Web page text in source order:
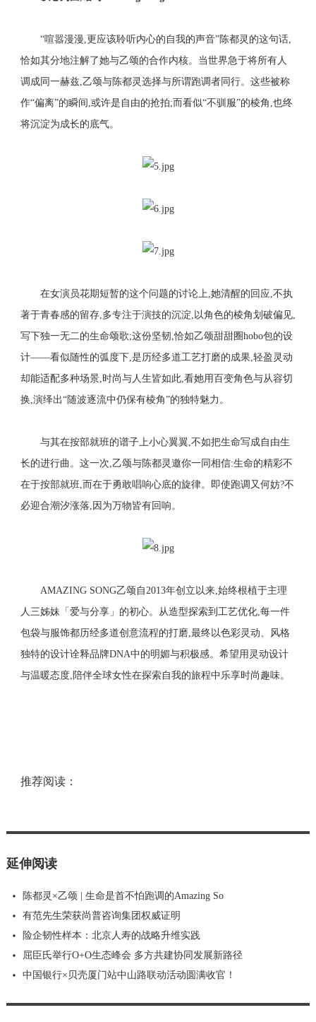
“喧嚣漫漫,更应该聆听内心的自我的声音”陈都灵的这句话,
恰如其分地注解了她与乙颂的合作内核。当世界急于将所有人
调成同一赫兹,乙颂与陈都灵选择与所谓跑调者同行。这些被称
作“偏离”的瞬间,或许是自由的抢拍;而看似“不驯服”的棱角,也终
将沉淀为成长的底气。
在女演员花期短暂的这个问题的讨论上,她清醒的回应,不执
著于青春感的留存,多专注于演技的沉淀,以角色的棱角划破偏见,
写下独一无二的生命颂歌;这份坚韧,恰如乙颂甜甜圈hobo包的设
计——看似随性的弧度下,是历经多道工艺打磨的成果,轻盈灵动
却能适配多种场景,时尚与人生皆如此,看她用百变角色与从容切
换,演绎出“随波逐流中仍保有棱角”的独特魅力。
与其在按部就班的谱子上小心翼翼,不如把生命写成自由生
长的进行曲。这一次,乙颂与陈都灵邀你一同相信:生命的精彩不
在于按部就班,而在于勇敢唱响心底的旋律。即使跑调又何妨?不
必迎合潮汐涨落,因为万物皆有回响。
AMAZING SONG乙颂自2013年创立以来,始终根植于主理
人三姊妹「爱与分享」的初心。从造型探索到工艺优化,每一件
包袋与服饰都历经多道创意流程的打磨,最终以色彩灵动、风格
独特的设计诠释品牌DNA中的明媚与积极感。希望用灵动设计
与温暖态度,陪伴全球女性在探索自我的旅程中乐享时尚趣味。
推荐阅读：
延伸阅读
陈都灵×乙颂 | 生命是首不怕跑调的Amazing So
有范先生荣获尚普咨询集团权威证明
险企韧性样本：北京人寿的战略升维实践
屈臣氏举行O+O生态峰会 多方共建协同发展新路径
中国银行×贝壳厦门站中山路联动活动圆满收官！